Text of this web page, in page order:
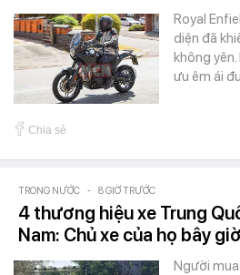
Royal
diện đã
không yên.
ưu êm ái
Chia sẻ
TRONG NƯỚC - 8 GIỜ TRƯỚC
4 thương hiệu xe Trung
Nam: Chủ xe của họ bây
Người